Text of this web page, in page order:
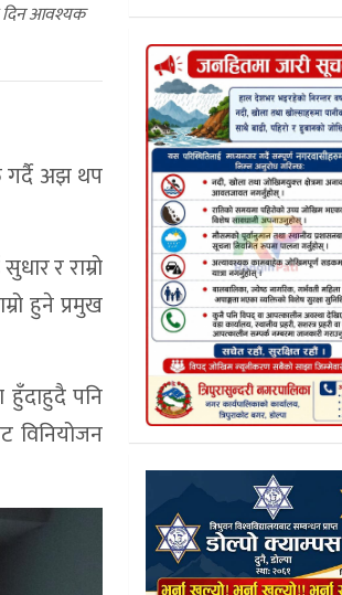
दिन आवश्यक
गर्दै अझ थप
र राम्रो
हुने प्रमुख
हुँदाहुदै पनि
विनियोजन